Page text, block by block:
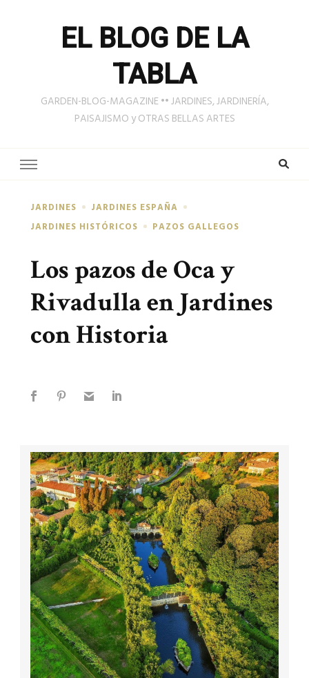
EL BLOG DE LA
TABLA
GARDEN-BLOG-MAGAZINE •• JARDINES, JARDINERÍA,
PAISAJISMO y OTRAS BELLAS ARTES
JARDINES
JARDINES ESPAÑA
JARDINES HISTÓRICOS
PAZOS GALLEGOS
Los pazos de Oca y
Rivadulla en Jardines
con Historia